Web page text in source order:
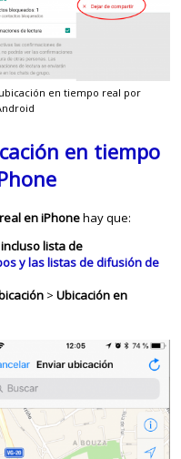
en tiempo real por
en tiempo
en iPhonehay que:
lista de
y las listas de difusión de
>Ubicación en